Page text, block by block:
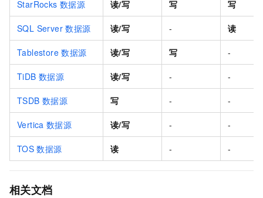
StarRocks 数据源 读/写 写 写
SQL Server 数据源 读/写 - 读
Tablestore 数据源 读/写 写 -
TiDB 数据源 读/写 - -
TSDB 数据源 写 - -
Vertica 数据源 读/写 - -
TOS 数据源 读 - -
相关文档